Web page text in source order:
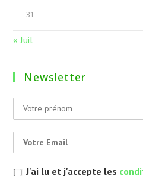
31
« Juil
Newsletter
J'ai lu et j'accepte les